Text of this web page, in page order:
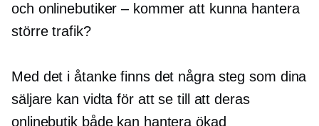
och onlinebutiker – kommer att kunna hantera
större trafik?
Med det i åtanke finns det några steg som dina
säljare kan vidta för att se till att deras
onlinebutik både kan hantera ökad